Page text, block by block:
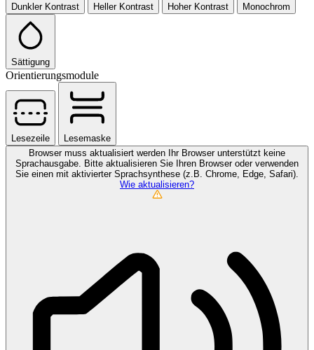
Dunkler Kontrast Heller Kontrast Hoher Kontrast Monochrom
Sättigung
Orientierungsmodule
Lesezeile
Lesemaske
Browser muss aktualisiert werden
Ihr Browser unterstützt keine
Sprachausgabe. Bitte aktualisieren Sie Ihren Browser oder verwenden
Sie einen mit aktivierter Sprachsynthese (z.B. Chrome, Edge, Safari).
Wie aktualisieren?